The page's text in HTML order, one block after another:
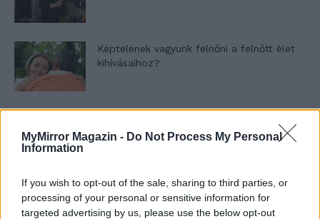
MyMirror Magazin - Do Not Process My Personal
Information
If you wish to opt-out of the sale, sharing to third parties, or
processing of your personal or sensitive information for
targeted advertising by us, please use the below opt-out
Képtelenek vagyunk felnőni a felnőtt élet
kihívásaihoz?
A kislány, akit nem védett meg senki –
Lyhanna története